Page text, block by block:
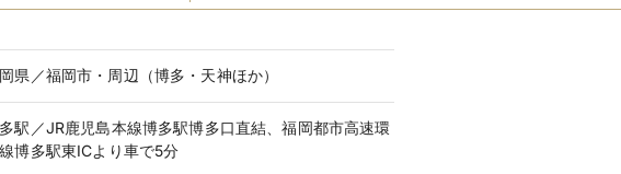
県／福岡市・周辺（博多・天神ほか）
駅／JR鹿児島本線博多駅博多口直結、福岡都市高速環
博多駅東ICより車で5分